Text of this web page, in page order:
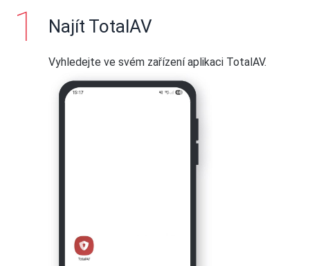
Najít TotalAV
Vyhledejte ve svém zařízení aplikaci TotalAV.